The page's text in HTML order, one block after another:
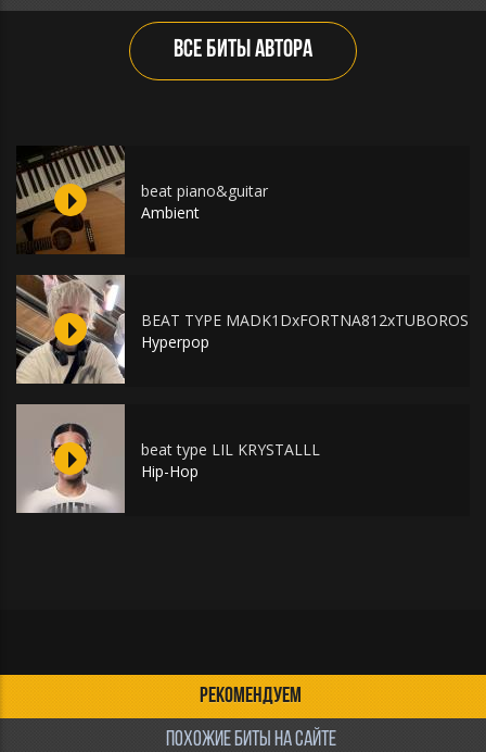
ВСЕ БИТЫ АВТОРА
beat piano&guitar
Ambient
BEAT TYPE
Hyperpop
beat type LIL KRYSTALLL
Hip-Hop
РЕКОМЕНДУЕМ
ПОХОЖИЕ БИТЫ НА САЙТЕ